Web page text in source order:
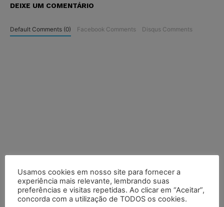
DEIXE UM COMENTÁRIO
Default Comments (0) Facebook Comments Disqus Comments
Usamos cookies em nosso site para fornecer a
experiência mais relevante, lembrando suas
preferências e visitas repetidas. Ao clicar em “Aceitar”,
concorda com a utilização de TODOS os cookies.